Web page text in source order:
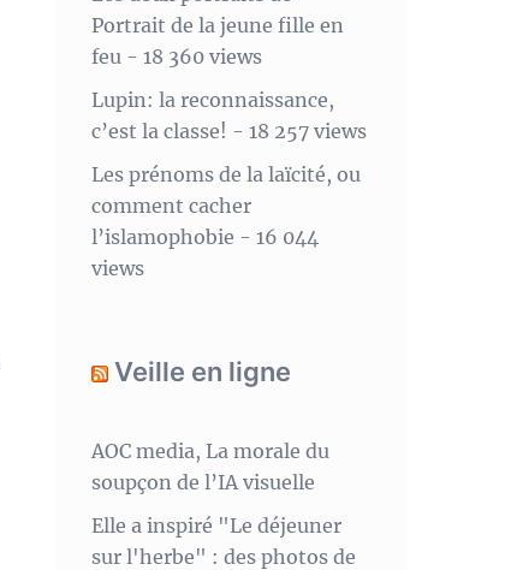
Portrait de la jeune fille en
feu - 18 360 views
Lupin: la reconnaissance,
c’est la classe! - 18 257 views
Les prénoms de la laïcité, ou
comment cacher
l’islamophobie - 16 044
views
Veille en ligne
AOC media, La morale du
soupçon de l’IA visuelle
Elle a inspiré "Le déjeuner
sur l'herbe" : des photos de